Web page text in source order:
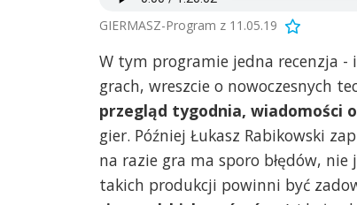
GIERMASZ-Program z 11.05.19
W tym programie jedna recenzja
grach, wreszcie o nowoczesnych
przegląd tygodnia, wiadomości
gier. Później Łukasz Rabikowski
na razie gra ma sporo błędów,
takich produkcji powinni być